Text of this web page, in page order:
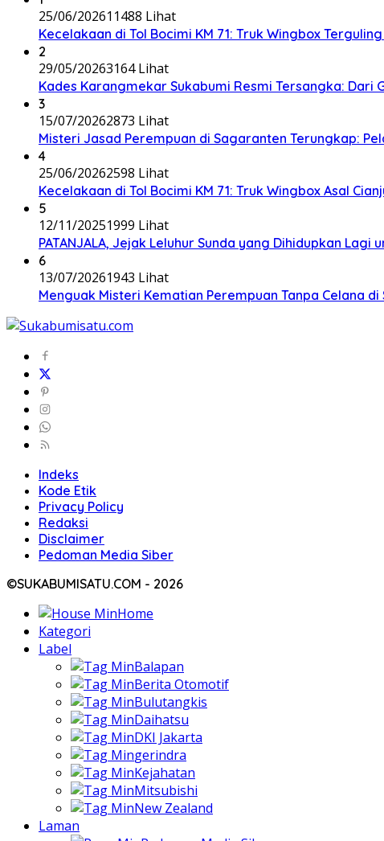
25/06/202611488 Lihat
Kecelakaan di Tol Bocimi KM 71: Truk Wingbox
2
29/05/20263164 Lihat
Kades Karangmekar Sukabumi Resmi Tersangka: Dari
3
15/07/20262873 Lihat
Misteri Jasad Perempuan di Sagaranten Terungkap:
4
25/06/20262598 Lihat
Kecelakaan di Tol Bocimi KM 71: Truk Wingbox Asal
5
12/11/20251999 Lihat
PATANJALA, Jejak Leluhur Sunda yang Dihidupkan Lagi
6
13/07/20261943 Lihat
Menguak Misteri Kematian Perempuan Tanpa Celana
Indeks
Kode Etik
Privacy Policy
Redaksi
Disclaimer
Pedoman Media Siber
©SUKABUMISATU.COM - 2026
Home
Kategori
Label
Balapan
Berita Otomotif
Bulutangkis
Daihatsu
DKI Jakarta
gerindra
Kejahatan
Mitsubishi
New Zealand
Laman